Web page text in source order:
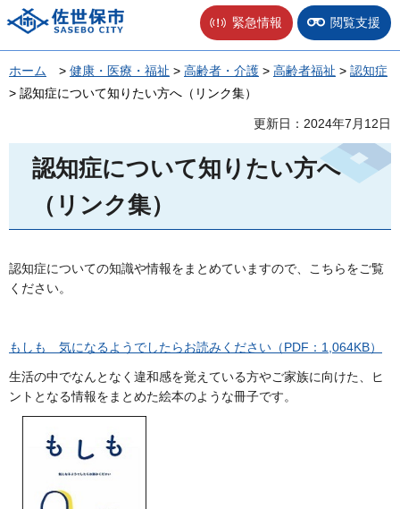
佐世保市 緊急情報 閲覧支援
ホーム > 健康・医療・福祉 > 高齢者・介護 > 高齢者福祉 > 認知症
> 認知症について知りたい方へ（リンク集）
更新日：2024年7月12日
認知症について知りたい方へ
（リンク集）
認知症についての知識や情報をまとめていますので、こちらをご覧
ください。
もしも 気になるようでしたらお読みください（PDF：1,064KB）
生活の中でなんとなく違和感を覚えている方やご家族に向けた、ヒ
ントとなる情報をまとめた絵本のような冊子です。